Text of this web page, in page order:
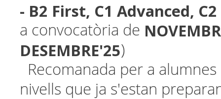
- B2 First, C1 Advanced,
a convocatòria de
DESEMBRE'25)
Recomanada per a
nivells que ja s'estan